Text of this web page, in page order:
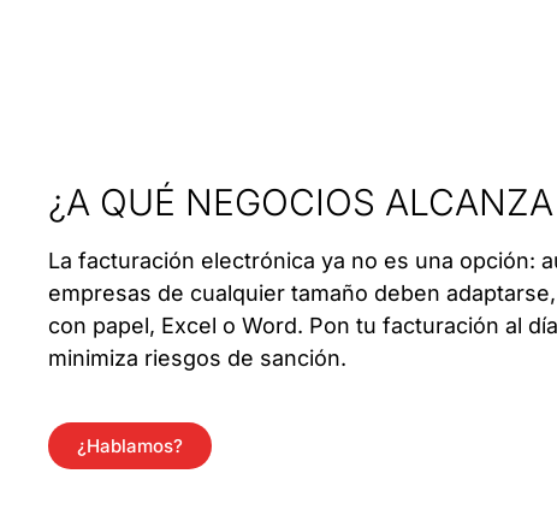
¿A QUÉ NEGOCIOS
La facturación electrónica ya no es una opción:
empresas de cualquier tamaño deben
con papel, Excel o Word. Pon tu facturación al
minimiza riesgos de sanción.
¿Hablamos?